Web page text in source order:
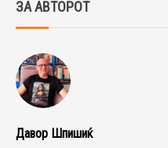
ЗА АВТОРОТ
Давор Шпишиќ